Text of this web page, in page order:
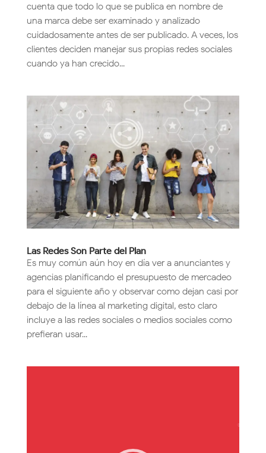
cuenta que todo lo que se publica en nombre de
una marca debe ser examinado y analizado
cuidadosamente antes de ser publicado. A veces, los
clientes deciden manejar sus propias redes sociales
cuando ya han crecido...
Las Redes Son Parte del Plan
Es muy común aún hoy en día ver a anunciantes y
agencias planificando el presupuesto de mercadeo
para el siguiente año y observar como dejan casi por
debajo de la línea al marketing digital, esto claro
incluye a las redes sociales o medios sociales como
prefieran usar...